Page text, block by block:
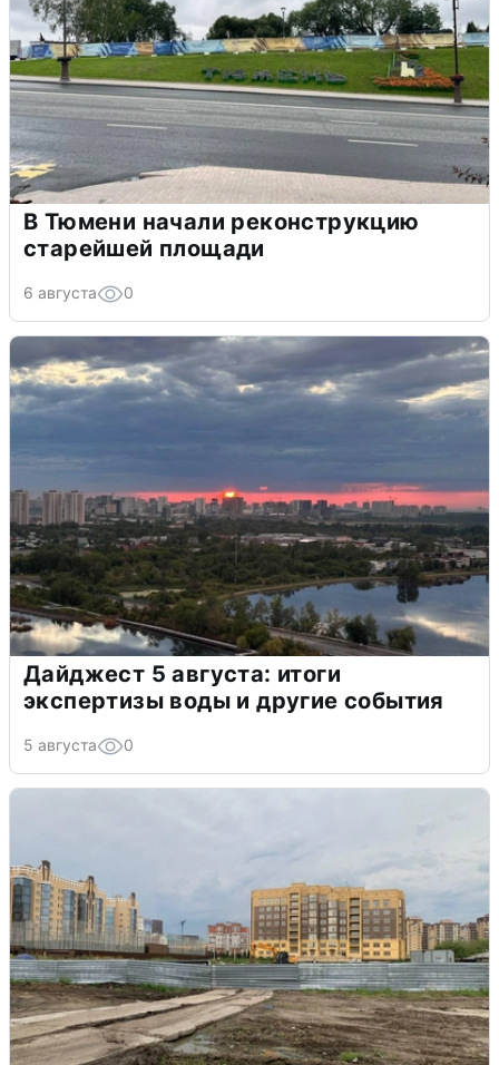
В Тюмени начали реконструкцию
старейшей площади
6 августа 0
Дайджест 5 августа: итоги
экспертизы воды и другие события
5 августа 0